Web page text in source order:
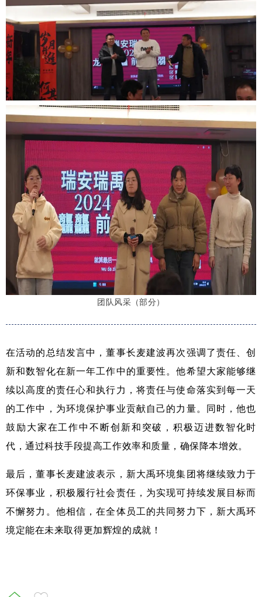
团队风采（部分）
在活动的总结发言中，董事长麦建波再次强调了责任、创
新和数智化在新一年工作中的重要性。他希望大家能够继
续以高度的责任心和执行力，将责任与使命落实到每一天
的工作中，为环境保护事业贡献自己的力量。
同时，他也
鼓励大家在工作中不断创新和突破，积极迈进数智化时
代，通过科技手段提高工作效率和质量，确保降本增效。
最后，董事长麦建波表示，新大禹环境集团将继续致力于
环保事业，积极履行社会责任，为实现可持续发展目标而
不懈努力。他相信，在全体员工的共同努力下，新大禹环
境定能在未来取得更加辉煌的成就！